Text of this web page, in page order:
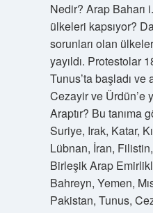
Nedir? Arap Baharı
ülkeleri kapsıyor?
sorunları olan
yayıldı. Protestolar
Tunus’ta başladı ve
Cezayir ve Ürdün’e
Araptır? Bu tanıma
Suriye, Irak, Katar,
Lübnan, İran,
Birleşik Arap
Bahreyn, Yemen,
Pakistan, Tunus,